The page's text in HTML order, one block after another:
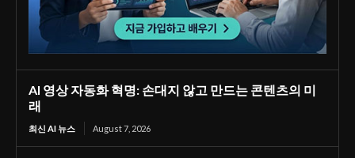
AI 영상 자동화 혁명: 손대지 않고 만드는 콘텐츠의 미
래
최신 AI 뉴스 August 7, 2026